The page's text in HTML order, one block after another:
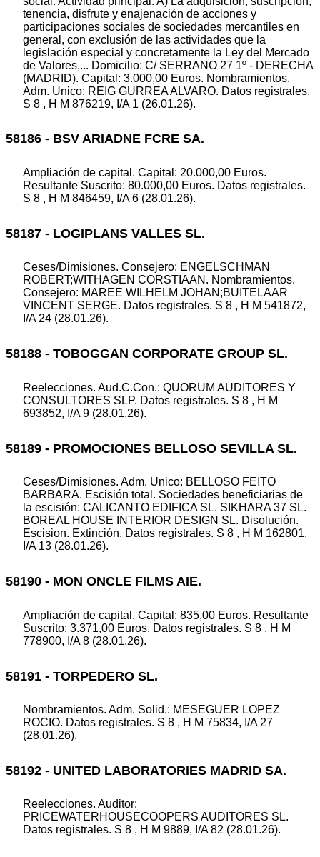
tenencia, disfrute y enajenación de acciones y
participaciones sociales de sociedades mercantiles en
general, con exclusión de las actividades que la
legislación especial y concretamente la Ley del Mercado
de Valores,... Domicilio: C/ SERRANO 27 1º - DERECHA
(MADRID). Capital: 3.000,00 Euros. Nombramientos.
Adm. Unico: REIG GURREA ALVARO. Datos registrales.
S 8 , H M 876219, I/A 1 (26.01.26).
58186 - BSV ARIADNE FCRE SA.
Ampliación de capital. Capital: 20.000,00 Euros.
Resultante Suscrito: 80.000,00 Euros. Datos registrales.
S 8 , H M 846459, I/A 6 (28.01.26).
58187 - LOGIPLANS VALLES SL.
Ceses/Dimisiones. Consejero: ENGELSCHMAN
ROBERT;WITHAGEN CORSTIAAN. Nombramientos.
Consejero: MAREE WILHELM JOHAN;BUITELAAR
VINCENT SERGE. Datos registrales. S 8 , H M 541872,
I/A 24 (28.01.26).
58188 - TOBOGGAN CORPORATE GROUP SL.
Reelecciones. Aud.C.Con.: QUORUM AUDITORES Y
CONSULTORES SLP. Datos registrales. S 8 , H M
693852, I/A 9 (28.01.26).
58189 - PROMOCIONES BELLOSO SEVILLA SL.
Ceses/Dimisiones. Adm. Unico: BELLOSO FEITO
BARBARA. Escisión total. Sociedades beneficiarias de
la escisión: CALICANTO EDIFICA SL. SIKHARA 37 SL.
BOREAL HOUSE INTERIOR DESIGN SL. Disolución.
Escision. Extinción. Datos registrales. S 8 , H M 162801,
I/A 13 (28.01.26).
58190 - MON ONCLE FILMS AIE.
Ampliación de capital. Capital: 835,00 Euros. Resultante
Suscrito: 3.371,00 Euros. Datos registrales. S 8 , H M
778900, I/A 8 (28.01.26).
58191 - TORPEDERO SL.
Nombramientos. Adm. Solid.: MESEGUER LOPEZ
ROCIO. Datos registrales. S 8 , H M 75834, I/A 27
(28.01.26).
58192 - UNITED LABORATORIES MADRID SA.
Reelecciones. Auditor:
PRICEWATERHOUSECOOPERS AUDITORES SL.
Datos registrales. S 8 , H M 9889, I/A 82 (28.01.26).